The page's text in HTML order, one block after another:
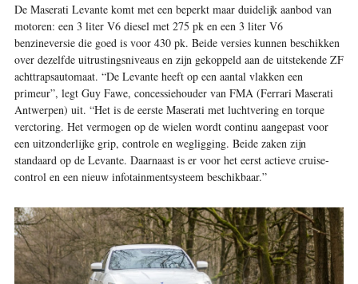
De Maserati Levante komt met een beperkt maar duidelijk aanbod van
motoren: een 3 liter V6 diesel met 275 pk en een 3 liter V6
benzineversie die goed is voor 430 pk. Beide versies kunnen beschikken
over dezelfde uitrustingsniveaus en zijn gekoppeld aan de uitstekende ZF
achttrapsautomaat. “De Levante heeft op een aantal vlakken een
primeur”, legt Guy Fawe, concessiehouder van FMA ­(Ferrari Maserati
Antwerpen) uit. “Het is de eerste Maserati met luchtvering en torque
verctoring. Het vermogen op de wielen wordt continu aangepast voor
een uitzonderlijke grip, controle en wegligging. Beide zaken zijn
standaard op de Levante. Daarnaast is er voor het eerst actieve cruise­
control en een nieuw ­infotainmentsysteem beschikbaar.”